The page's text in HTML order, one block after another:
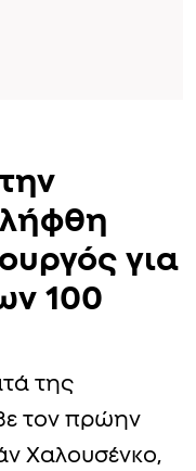
για
100
της
τον πρώην
Χαλουσένκο,